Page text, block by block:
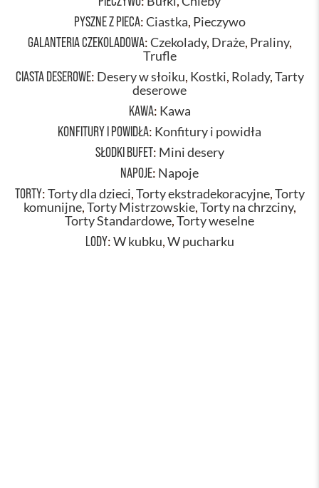
PYSZNE Z PIECA:Ciastka, Pieczywo
GALANTERIA CZEKOLADOWA:Czekolady, Draże, Praliny,
Trufle
CIASTA DESEROWE: Desery w słoiku, Kostki, Rolady,Tarty
deserowe
KAWA: Kawa
KONFITURY I POWIDŁA: Konfitury i powidła
SŁODKI BUFET: Mini desery
NAPOJE: Napoje
TORTY:Torty dla dzieci,Torty ekstradekoracyjne,Torty
komunijne,Torty Mistrzowskie,Torty na chrzciny,
Torty Standardowe,Torty weselne
LODY:W kubku,W pucharku